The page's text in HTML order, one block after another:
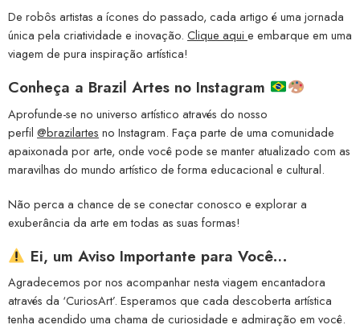
De robôs artistas a ícones do passado, cada artigo é uma jornada
única pela criatividade e inovação. Clique aqui e embarque em uma
viagem de pura inspiração artística!
Conheça a Brazil Artes no Instagram
Aprofunde-se no universo artístico através do nosso
perfil @brazilartes no Instagram. Faça parte de uma comunidade
apaixonada por arte, onde você pode se manter atualizado com as
maravilhas do mundo artístico de forma educacional e cultural.
Não perca a chance de se conectar conosco e explorar a
exuberância da arte em todas as suas formas!
Ei, um Aviso Importante para Você…
Agradecemos por nos acompanhar nesta viagem encantadora
através da ‘CuriosArt’. Esperamos que cada descoberta artística
tenha acendido uma chama de curiosidade e admiração em você.